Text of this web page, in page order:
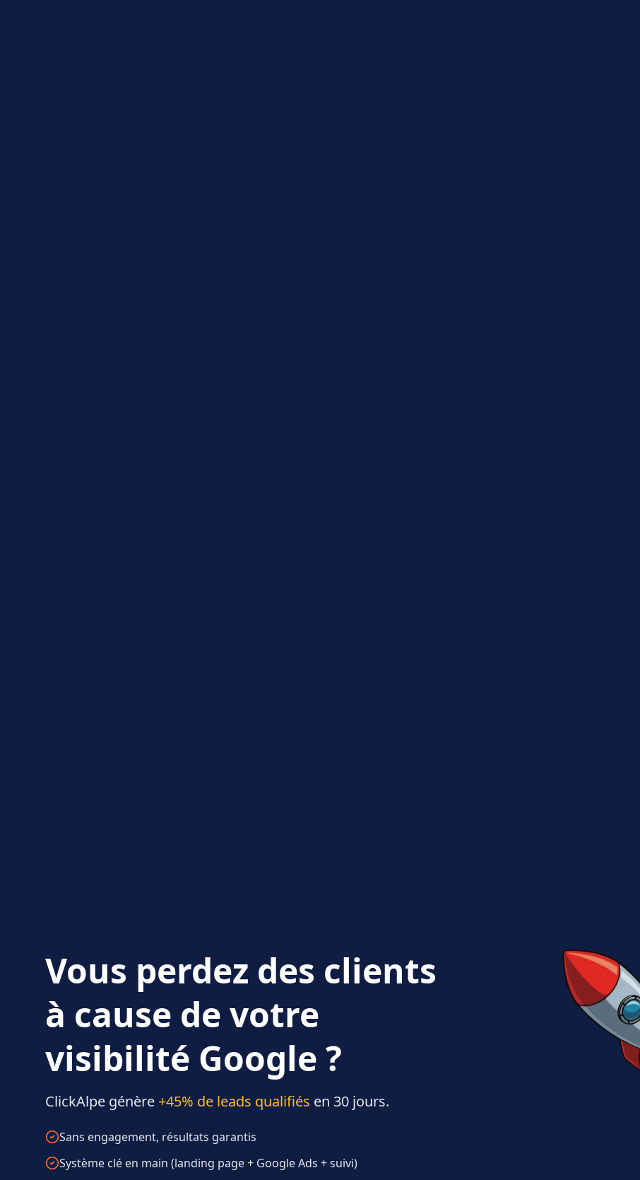
Vous perdez des clients
à cause de votre
visibilité Google ?
ClickAlpe génère +45% de leads qualifiés en 30 jours.
Sans engagement, résultats garantis
Système clé en main (landing page + Google Ads + suivi)